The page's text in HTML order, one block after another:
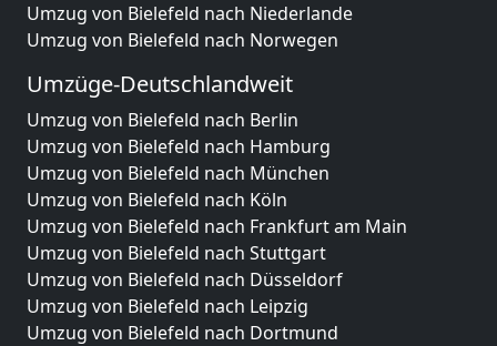
Umzug von Bielefeld nach Niederlande
Umzug von Bielefeld nach Norwegen
Umzüge-Deutschlandweit
Umzug von Bielefeld nach Berlin
Umzug von Bielefeld nach Hamburg
Umzug von Bielefeld nach München
Umzug von Bielefeld nach Köln
Umzug von Bielefeld nach Frankfurt am Main
Umzug von Bielefeld nach Stuttgart
Umzug von Bielefeld nach Düsseldorf
Umzug von Bielefeld nach Leipzig
Umzug von Bielefeld nach Dortmund